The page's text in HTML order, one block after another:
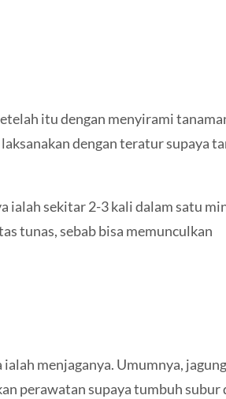
itu dengan menyirami
dengan teratur supaya
sekitar 2-3 kali dalam satu
tunas, sebab bisa memunculkan
menjaganya. Umumnya,
perawatan supaya tumbuh subur